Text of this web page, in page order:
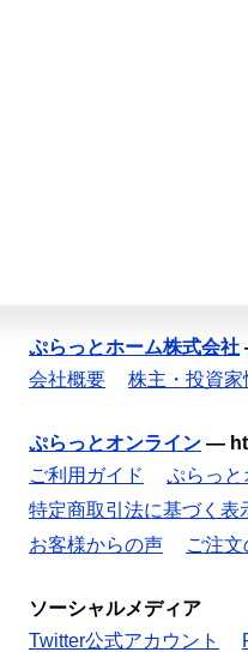
ぷらっとホーム株式会社
会社概要
株主・投資家
ぷらっとオンライン —
ご利用ガイド
ぷらっと
特定商取引法に基づく表
お客様からの声
ご注
ソーシャルメディア
Twitter公式アカウント